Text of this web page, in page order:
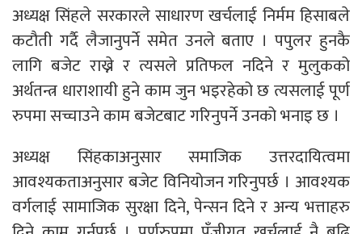
अध्यक्ष सिंहले सरकारले साधारण खर्चलाई निर्मम हिसाबले
कटौती गर्दै लैजानुपर्ने समेत उनले बताए । पपुलर हुनकै
लागि बजेट राख्ने र त्यसले प्रतिफल नदिने र मुलुकको
अर्थतन्त्र धाराशायी हुने काम जुन भइरहेको छ त्यसलाई पूर्ण
रुपमा सच्चाउने काम बजेटबाट गरिनुपर्ने उनको भनाइ छ ।
अध्यक्ष सिंहकाअनुसार समाजिक उत्तरदायित्वमा
आवश्यकताअनुसार बजेट विनियोजन गरिनुपर्छ । आवश्यक
वर्गलाई सामाजिक सुरक्षा दिने, पेन्सन दिने र अन्य भत्ताहरु